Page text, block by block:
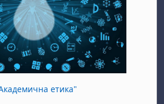
етика"